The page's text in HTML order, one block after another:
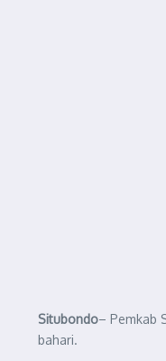
Situbondo– Pemkab
bahari.